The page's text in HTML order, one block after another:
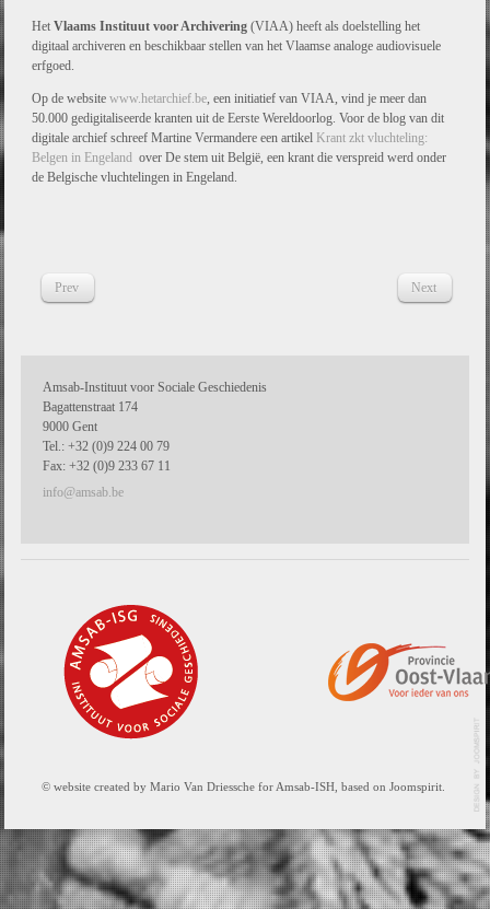
HetVlaams Instituut voor Archivering (VIAA) heeft als doelstelling het
digitaal archiveren en beschikbaar stellen van het Vlaamse analoge audiovisuele
erfgoed.
Op de websitewww.hetarchief.be, een initiatief van VIAA, vind je meer dan
50.000 gedigitaliseerde kranten uit de Eerste Wereldoorlog. Voor de blog van dit
digitale archief schreef Martine Vermandere een artikel Krant zkt vluchteling:
Belgen in Engeland over De stem uit België, een krant die verspreid werd onder
de Belgische vluchtelingen in Engeland.
Prev Next
Amsab-Instituut voor Sociale Geschiedenis
Bagattenstraat 174
9000 Gent
Tel.: +32 (0)9 224 00 79
Fax: +32 (0)9 233 67 11
info@amsab.be
© website created by Mario Van Driessche for Amsab-ISH, based on Joomspirit.